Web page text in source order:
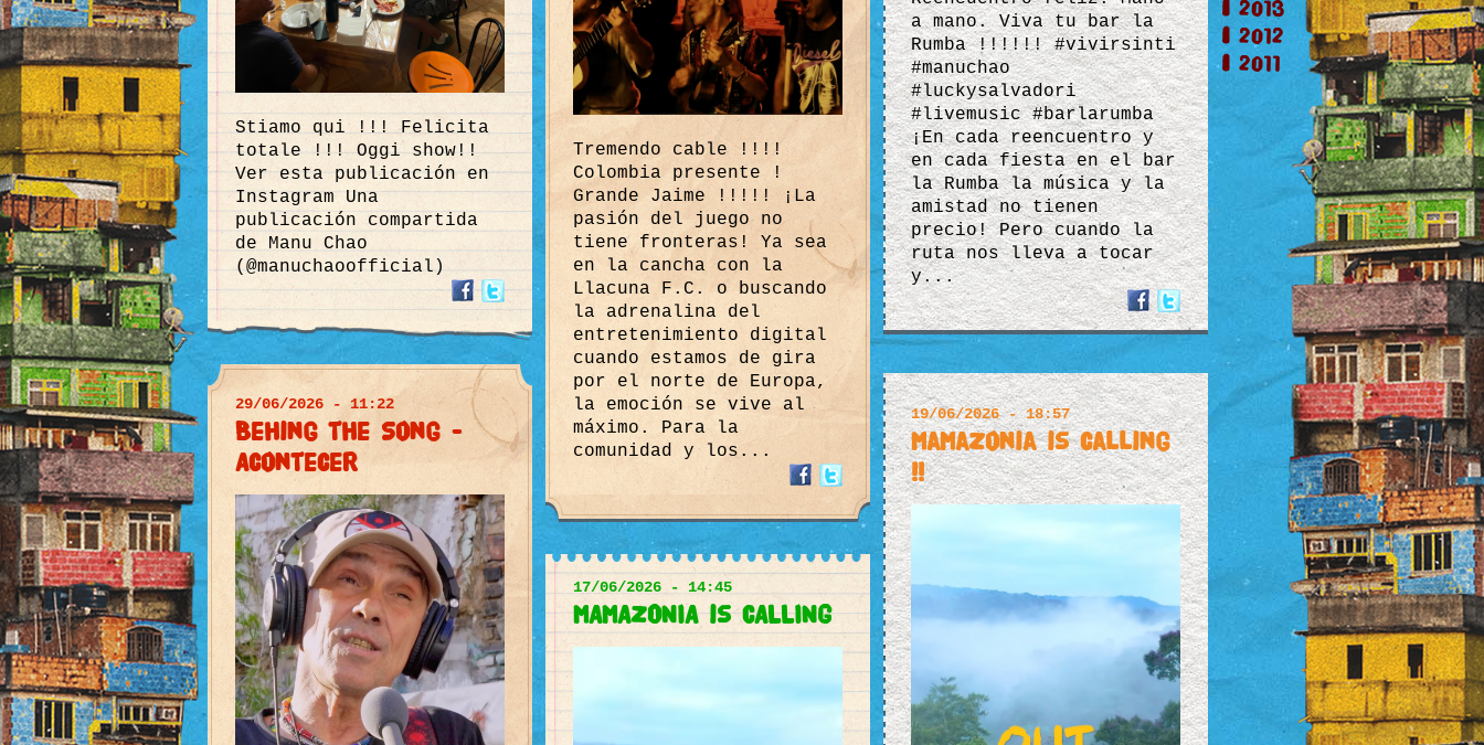
2013
2012
2011
Stiamo qui !!! Felicita
totale !!! Oggi show!!
Ver esta publicación en
Instagram Una
publicación compartida
de Manu Chao
(@manuchaoofficial)
Tremendo cable !!!!
Colombia presente !
Grande Jaime !!!!! ¡La
pasión del juego no
tiene fronteras! Ya sea
en la cancha con la
Llacuna F.C. o buscando
la adrenalina del
entretenimiento digital
cuando estamos de gira
por el norte de Europa,
la emoción se vive al
máximo. Para la
comunidad y los...
a mano. Viva tu bar la
Rumba !!!!!! #vivirsinti
#manuchao
#luckysalvadori
#livemusic #barlarumba
¡En cada reencuentro y
en cada fiesta en el bar
la Rumba la música y la
amistad no tienen
precio! Pero cuando la
ruta nos lleva a tocar
y...
29/06/2026 - 11:22
Behing the Song -
Acontecer
19/06/2026 - 18:57
Mamazonia is calling
!!
17/06/2026 - 14:45
MAMAZONIA is CALLING